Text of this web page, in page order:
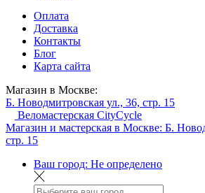
Оплата
Доставка
Контакты
Блог
Карта сайта
Магазин в Москве:
Б. Новодмитровская ул., 36, стр. 15
Веломастерская CityCycle
Магазин и мастерская в Москве: Б.
стр. 15
Ваш город: Не определено